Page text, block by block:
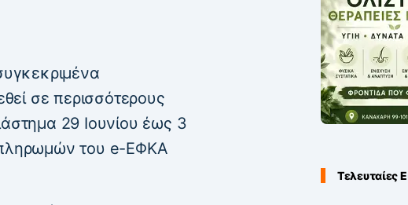
σε περισσότερους
29 Ιουνίου έως 3
πληρωμών του e-ΕΦΚΑ
Τελευταίες